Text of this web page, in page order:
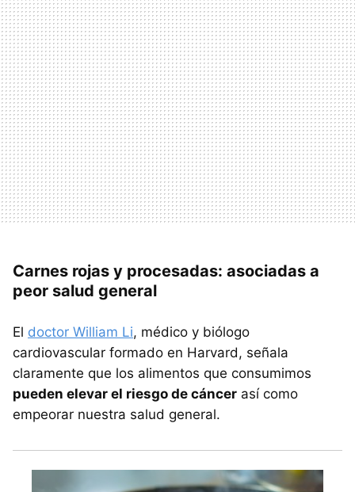
Carnes rojas y procesadas: asociadas a
peor salud general
El doctor William Li, médico y biólogo
cardiovascular formado en Harvard, señala
claramente que los alimentos que consumimos
pueden elevar el riesgo de cáncer así como
empeorar nuestra salud general.